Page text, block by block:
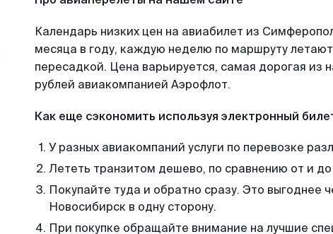
Календарь низких цен на авиабилет из
месяца в году, каждую неделю по маршруту
пересадкой. Цена варьируется, самая дорогая из
рублей авиакомпанией Аэрофлот.
Как еще сэкономить используя электронный
У разных авиакомпаний услуги по перевозке
Лететь транзитом дешево, по сравнению от и до
Покупайте туда и обратно сразу. Это
Новосибирск в одну сторону.
При покупке обращайте внимание на лучшие